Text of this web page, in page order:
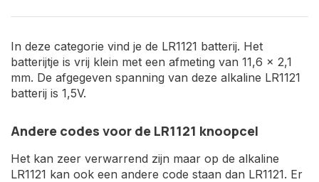
In deze categorie vind je de LR1121 batterij. Het
batterijtje is vrij klein met een afmeting van 11,6 x 2,1
mm. De afgegeven spanning van deze alkaline LR1121
batterij is 1,5V.
Andere codes voor de LR1121 knoopcel
Het kan zeer verwarrend zijn maar op de alkaline
LR1121 kan ook een andere code staan dan LR1121. Er